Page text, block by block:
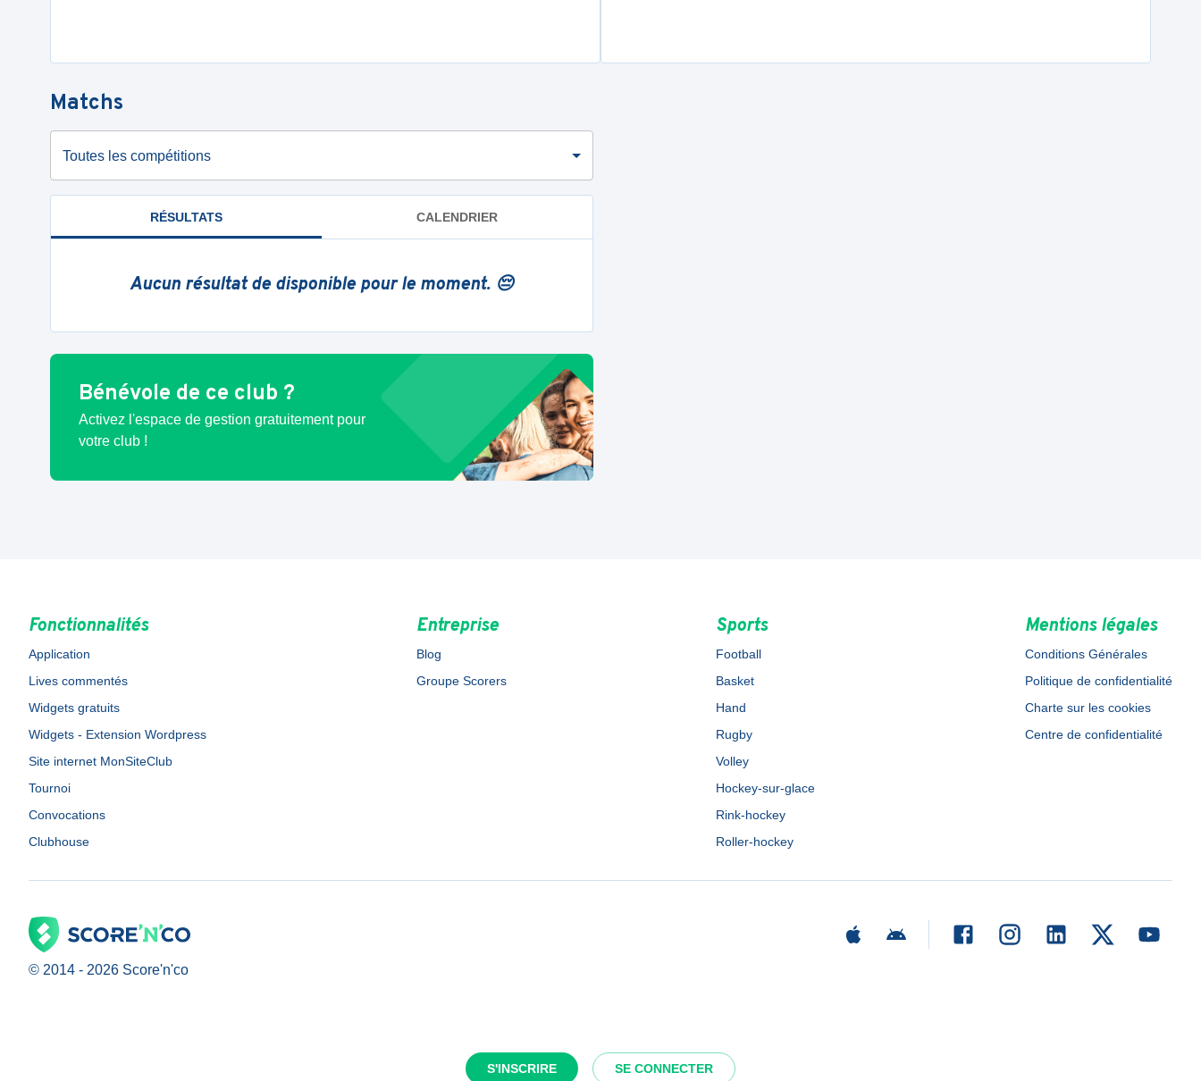
S'INSCRIRE SE CONNECTER
Matchs
Toutes les compétitions
RÉSULTATS CALENDRIER
Aucun résultat de disponible pour le moment. 😔
Bénévole de ce club ?
Activez l'espace de gestion gratuitement pour
votre club !
Fonctionnalités
Application
Lives commentés
Widgets gratuits
Widgets - Extension Wordpress
Site internet MonSiteClub
Tournoi
Convocations
Clubhouse
Entreprise
Blog
Groupe Scorers
Sports
Football
Basket
Hand
Rugby
Volley
Hockey-sur-glace
Rink-hockey
Roller-hockey
Mentions légales
Conditions Générales
Politique de confidentialité
Charte sur les cookies
Centre de confidentialité
© 2014 - 2026 Score'n'co